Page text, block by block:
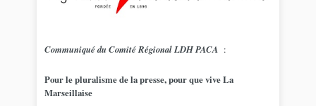
Communiqué du Comité Régional LDH PACA :
Pour le pluralisme de la presse, pour que vive La
Marseillaise